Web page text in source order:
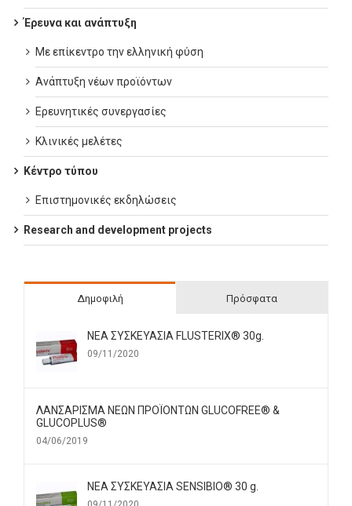
Έρευνα και ανάπτυξη
Με επίκεντρο την ελληνική φύση
Ανάπτυξη νέων προϊόντων
Ερευνητικές συνεργασίες
Κλινικές μελέτες
Κέντρο τύπου
Επιστημονικές εκδηλώσεις
Research and development projects
Δημοφιλή Πρόσφατα
ΝΕΑ ΣΥΣΚΕΥΑΣΙΑ FLUSTERIX® 30g.
09/11/2020
ΛΑΝΣΑΡΙΣΜΑ ΝΕΩΝ ΠΡΟΪΟΝΤΩΝ GLUCOFREE® &
GLUCOPLUS®
04/06/2019
ΝΕΑ ΣΥΣΚΕΥΑΣΙΑ SENSIBIO® 30 g.